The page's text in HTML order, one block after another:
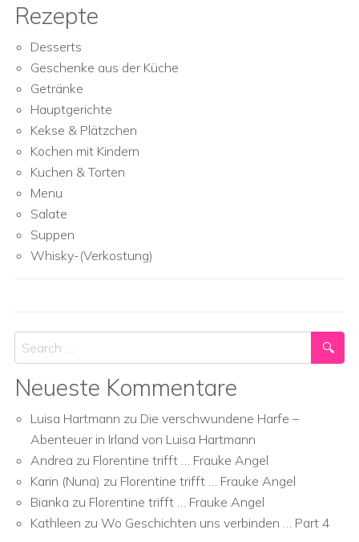
Rezepte
Desserts
Geschenke aus der Küche
Getränke
Hauptgerichte
Kekse & Plätzchen
Kochen mit Kindern
Kuchen & Torten
Menu
Salate
Suppen
Whisky-(Verkostung)
Search
Neueste Kommentare
Luisa Hartmann zu Die verschwundene Harfe –
Abenteuer in Irland von Luisa Hartmann
Andrea zu Florentine trifft … Frauke Angel
Karin (Nuna) zu Florentine trifft … Frauke Angel
Bianka zu Florentine trifft … Frauke Angel
Kathleen zu Wo Geschichten uns verbinden … Part 4